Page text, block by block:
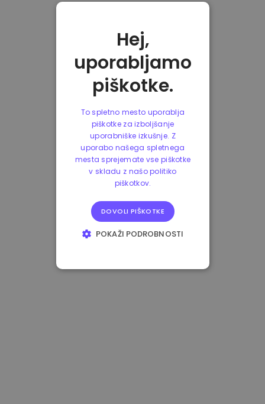
Hej,
uporabljamo
piškotke.
To spletno mesto uporablja
piškotke za izboljšanje
uporabniške izkušnje. Z
uporabo našega spletnega
mesta sprejemate vse piškotke
v skladu z našo politiko
piškotkov.
DOVOLI PIŠKOTKE
POKAŽI PODROBNOSTI